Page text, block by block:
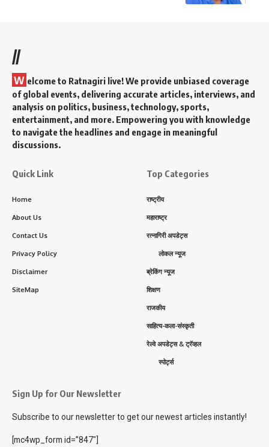
//
W elcome to Ratnagiri live! We provide unbiased coverage
of global events, delivering accurate articles, interviews, and
analysis on politics, business, technology, sports,
entertainment, and more. Empowering you with knowledge
to navigate the headlines and engage in meaningful
discussions.
Quick Link
Home
About Us
Contact Us
Privacy Policy
Disclaimer
SiteMap
Top Categories
राष्ट्रीय
महाराष्ट्र
रत्नागिरी अपडेट्स
लोकल न्यूज
ब्रेकिंग न्यूज
शिक्षण
राजकीय
साहित्य-कला-संस्कृती
रेल्वे अपडेट्स & ट्रॅव्हल
स्पोर्ट्स
Sign Up for Our Newsletter
Subscribe to our newsletter to get our newest articles instantly!
[mc4wp_form id=”847″]